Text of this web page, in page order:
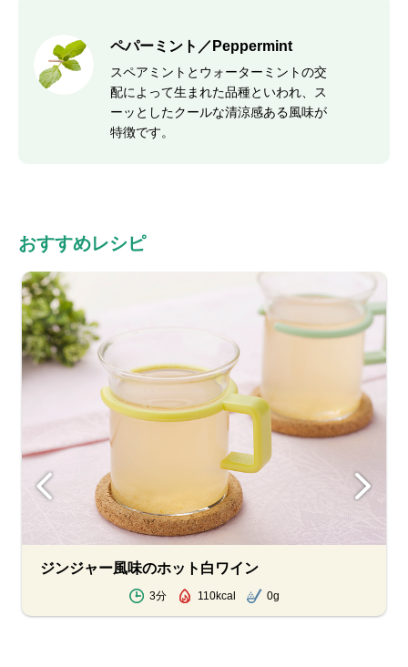
ペパーミント／Peppermint
スペアミントとウォーターミントの交
配によって生まれた品種といわれ、ス
ーッとしたクールな清涼感ある風味が
特徴です。
おすすめレシピ
ジンジャー風味のホット白ワイン
3分 110kcal 0g